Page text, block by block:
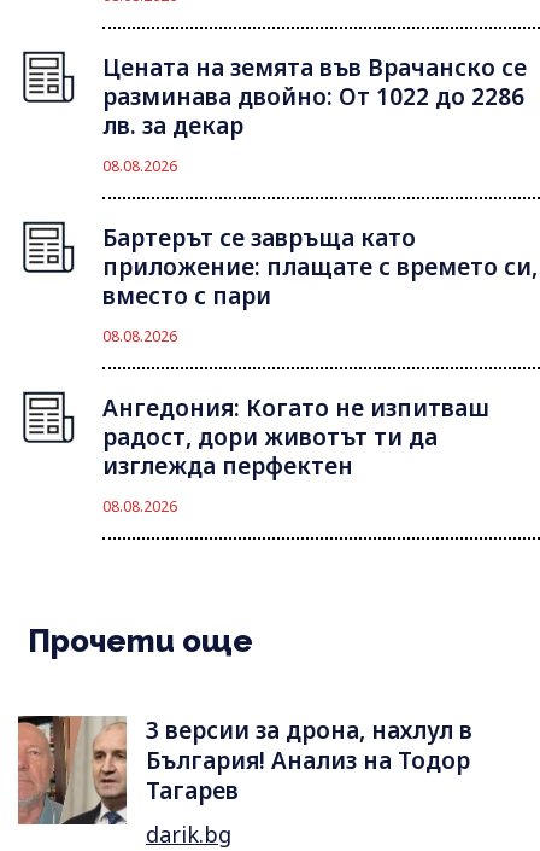
Цената на земята във Врачанско се
разминава двойно: От 1022 до 2286
лв. за декар
08.08.2026
Бартерът се завръща като
приложение: плащате с времето си,
вместо с пари
08.08.2026
Ангедония: Когато не изпитваш
радост, дори животът ти да
изглежда перфектен
08.08.2026
Прочети още
3 версии за дрона, нахлул в
България! Анализ на Тодор
Тагарев
darik.bg